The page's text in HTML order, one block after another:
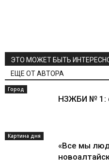
ЭТО МОЖЕТ БЫТЬ
ЕЩЕ ОТ АВТОРА
Город
НЗЖБИ № 1:
Картина дня
«Все мы